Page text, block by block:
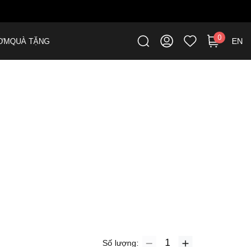
QUÀ TẶNG 0 EN
Số lượng: